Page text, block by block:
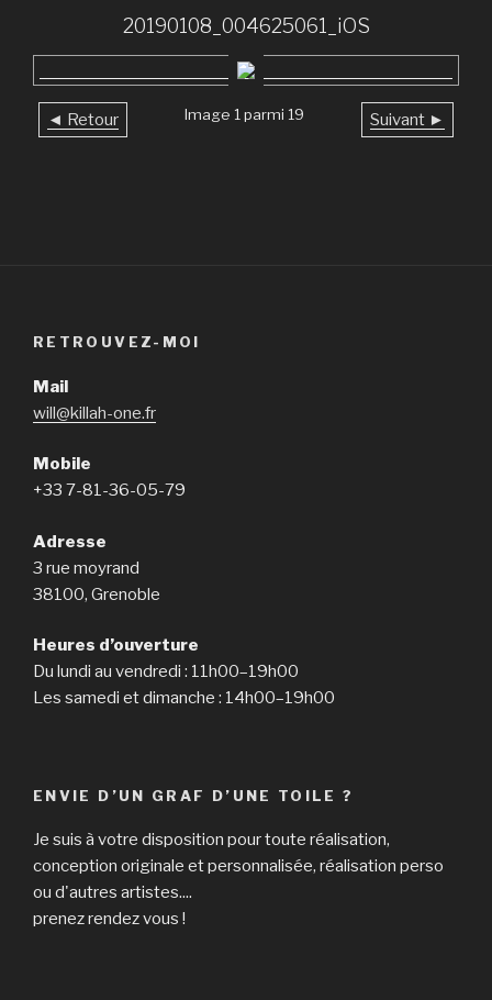
20190108_004625061_iOS
◄ Retour Suivant ►
Image 1 parmi 19
RETROUVEZ-MOI
Mail
will@killah-one.fr
Mobile
+33 7-81-36-05-79
Adresse
3 rue moyrand
38100, Grenoble
Heures d’ouverture
Du lundi au vendredi : 11h00–19h00
Les samedi et dimanche : 14h00–19h00
ENVIE D’UN GRAF D’UNE TOILE ?
Je suis à votre disposition pour toute réalisation,
conception originale et personnalisée, réalisation perso
ou d'autres artistes....
prenez rendez vous !